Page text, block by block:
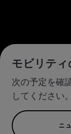
モビリティ
次の予定を確
してください。
ニ